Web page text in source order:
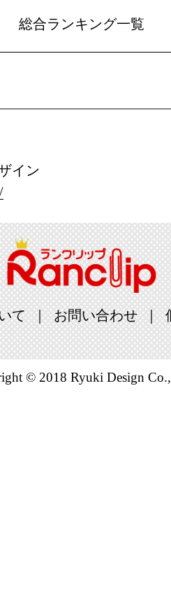
総合ランキング一覧
イン
て お問い合わせ
© 2018 Ryuki Design